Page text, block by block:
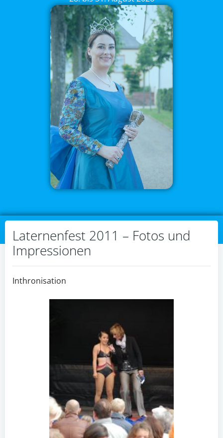
Laternenfest 2011 – Fotos und
Impressionen
Inthronisation